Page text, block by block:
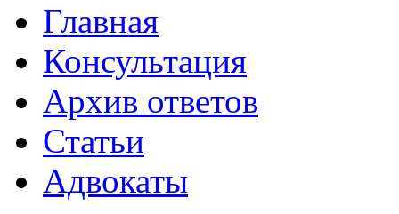
Главная
Консультация
Архив ответов
Статьи
Адвокаты